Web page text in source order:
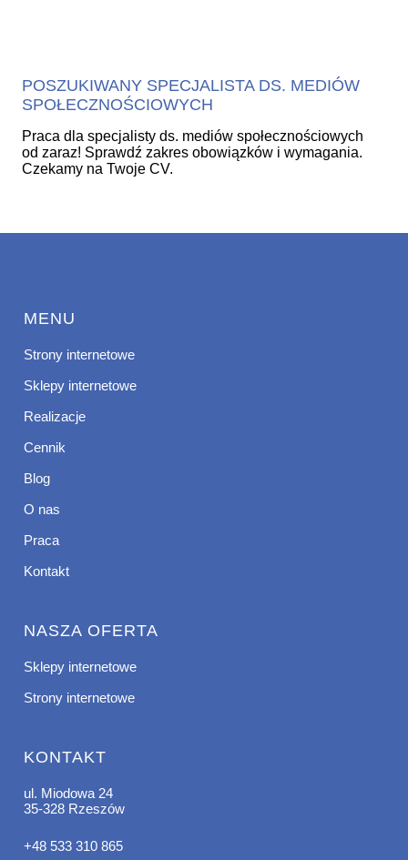
POSZUKIWANY SPECJALISTA DS. MEDIÓW
SPOŁECZNOŚCIOWYCH
Praca dla specjalisty ds. mediów społecznościowych
od zaraz! Sprawdź zakres obowiązków i wymagania.
Czekamy na Twoje CV.
MENU
Strony internetowe
Sklepy internetowe
Realizacje
Cennik
Blog
O nas
Praca
Kontakt
NASZA OFERTA
Sklepy internetowe
Strony internetowe
KONTAKT
ul. Miodowa 24
35-328 Rzeszów
+48 533 310 865